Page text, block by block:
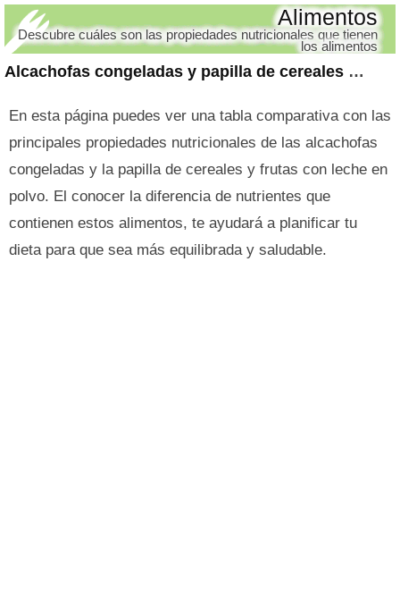
Alcachofas congeladas y papilla de cereales y frutas con leche en polvo
Alimentos
Descubre cuáles son las propiedades nutricionales que tienen
los alimentos
En esta página puedes ver una tabla comparativa con las
principales propiedades nutricionales de las alcachofas
congeladas y la papilla de cereales y frutas con leche en
polvo. El conocer la diferencia de nutrientes que
contienen estos alimentos, te ayudará a planificar tu
dieta para que sea más equilibrada y saludable.